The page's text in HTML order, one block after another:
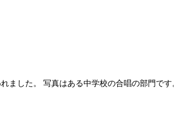
ました。 写真はある中学校の合唱の部門で